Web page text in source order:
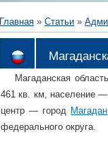
Главная » Статьи »
Магаданская область
461 кв. км, население —
центр — город Магадан
федерального округа.